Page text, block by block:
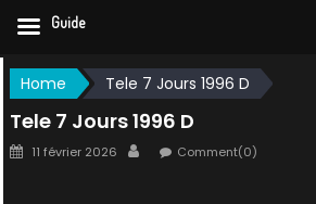
Skip
to
content
Home Tele 7 Jours 1996 D
Tele 7 Jours 1996 D
Posted
11 février 2026 AuthorComment(0)
Guide